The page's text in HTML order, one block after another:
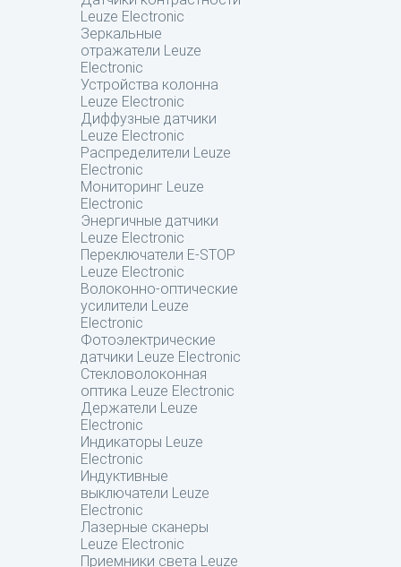
Leuze Electronic
Зеркальные
отражатели Leuze
Electronic
Устройства колонна
Leuze Electronic
Диффузные датчики
Leuze Electronic
Распределители Leuze
Electronic
Мониторинг Leuze
Electronic
Энергичные датчики
Leuze Electronic
Переключатели E-STOP
Leuze Electronic
Волоконно-оптические
усилители Leuze
Electronic
Фотоэлектрические
датчики Leuze Electronic
Стекловолоконная
оптика Leuze Electronic
Держатели Leuze
Electronic
Индикаторы Leuze
Electronic
Индуктивные
выключатели Leuze
Electronic
Лазерные сканеры
Leuze Electronic
Приемники света Leuze